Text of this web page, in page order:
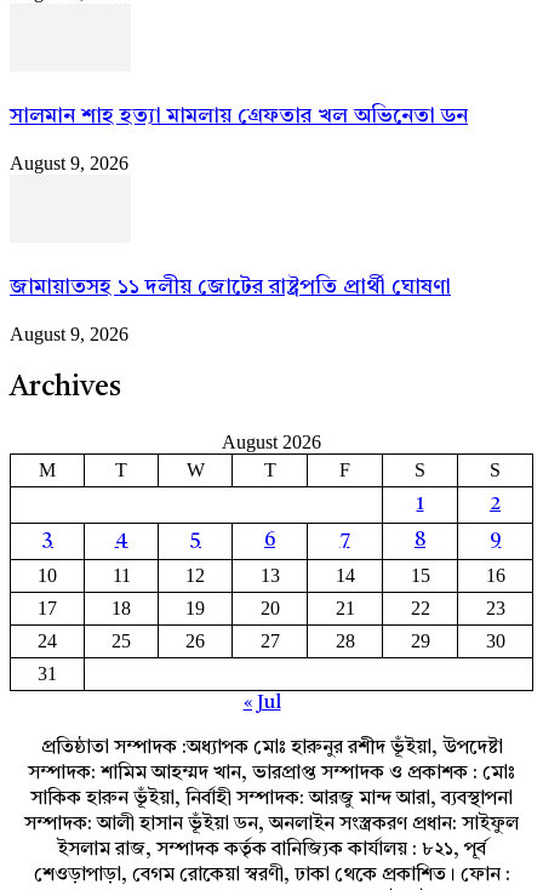
সালমান শাহ হত্যা মামলায় গ্রেফতার খল অভিনেতা ডন
August 9, 2026
জামায়াতসহ ১১ দলীয় জোটের রাষ্ট্রপতি প্রার্থী ঘোষণা
August 9, 2026
Archives
August 2026
M
T W T F S S
1
2
3
4 5 6 7 8 9
10 11 12 13 14 15
16
17
18 19 20 21 22
23
24
25 26 27 28 29
30
31
« Jul
প্রতিষ্ঠাতা সম্পাদক :অধ্যাপক মোঃ হারুনুর রশীদ ভূঁইয়া, উপদেষ্টা
সম্পাদক: শামিম আহম্মদ খান, ভারপ্রাপ্ত সম্পাদক ও প্রকাশক : মোঃ
সাকিক হারুন ভূঁইয়া, নির্বাহী সম্পাদক: আরজু মান্দ আরা, ব্যবস্থাপনা
সম্পাদক: আলী হাসান ভূঁইয়া ডন, অনলাইন সংস্ত্রকরণ প্রধান: সাইফুল
ইসলাম রাজ, সম্পাদক কর্তৃক বানিজ্যিক কার্যালয় : ৮২১, পূর্ব
শেওড়াপাড়া, বেগম রোকেয়া স্বরণী, ঢাকা থেকে প্রকাশিত। ফোন :